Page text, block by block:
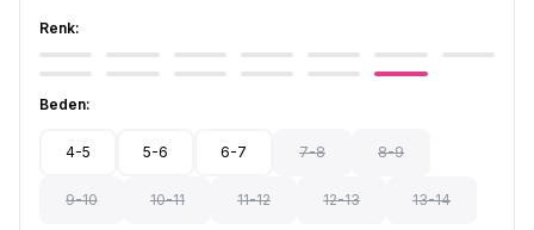
Renk:
Beden:
4-5 5-6 6-7 7-8 8-9
9-10 10-11 11-12 12-13 13-14